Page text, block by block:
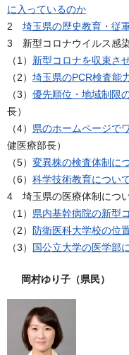
に入っているのか
2 埼玉県の歴史教育・従
3 新型コロナウイルス感
（1） 新型コロナを収束さ
（2） 埼玉県のPCR検査能
（3） 優先順位・地域制限
長）
（4） 県のホームページで
健医療部長）
（5） 変異株の検査体制に
（6） 科学技術教育につい
4 埼玉県の医療体制につい
（1） 県内基幹病院の新型
（2） 防衛医科大学校の位
（3）
国公立大学の医学部
岡村ゆり子（県民）